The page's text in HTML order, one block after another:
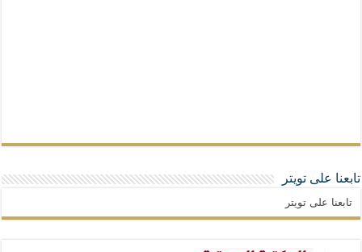
تابعنا على تويتر
تابعنا على تويتر